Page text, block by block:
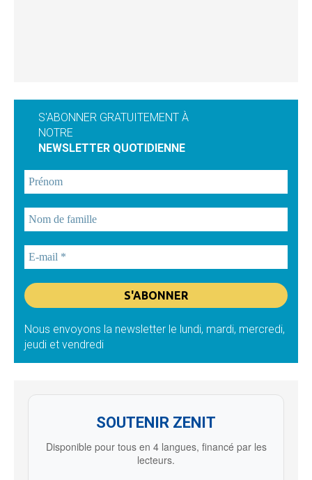
S'ABONNER GRATUITEMENT À
NOTRE
NEWSLETTER QUOTIDIENNE
Nous envoyons la newsletter le lundi, mardi, mercredi,
jeudi et vendredi
SOUTENIR ZENIT
Disponible pour tous en 4 langues, financé par les
lecteurs.